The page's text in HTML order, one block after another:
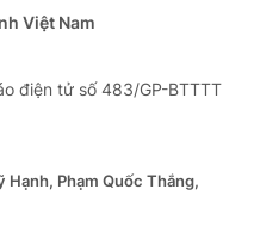
Việt Nam
điện tử số 483/GP-BTTTT
Hạnh, Phạm Quốc Thắng,